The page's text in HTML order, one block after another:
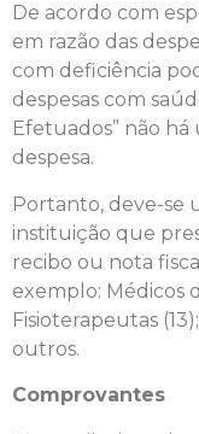
De acordo com
em razão das
com deficiência
despesas com
Efetuados” não
despesa.
Portanto, deve-se
instituição que
recibo ou nota
exemplo: Médicos
Fisioterapeutas
outros.
Comprovantes